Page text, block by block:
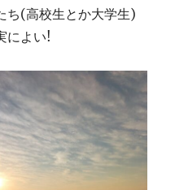
ち(高校生とか大学生)
によい!